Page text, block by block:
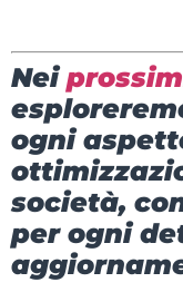
Nei
ogni
società,
per ogni